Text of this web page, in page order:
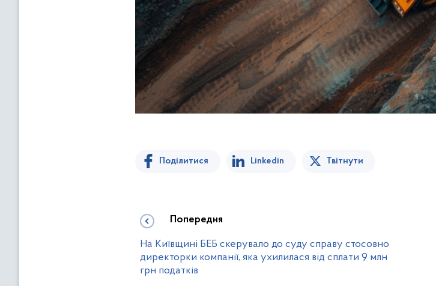
Поділитися Linkedin Твітнути
Попередня
На Київщині БЕБ скерувало до суду справу стосовно
директорки компанії, яка ухилилася від сплати 9 млн
грн податків